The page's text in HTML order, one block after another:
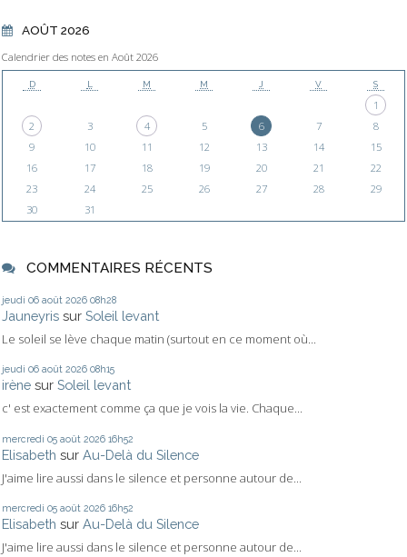
AOÛT 2026
Calendrier des notes en Août 2026
D L M M J V S
1
2
3 4 5 6 7
8
9
10 11 12 13 14
15
16
17 18 19 20 21
22
23
24 25 26 27 28
29
30
31
COMMENTAIRES RÉCENTS
jeudi 06 août 2026 08h28
Jauneyris sur Soleil levant
Le soleil se lève chaque matin (surtout en ce moment où...
jeudi 06 août 2026 08h15
irène sur Soleil levant
c' est exactement comme ça que je vois la vie. Chaque...
mercredi 05 août 2026 16h52
Elisabeth sur Au-Delà du Silence
J'aime lire aussi dans le silence et personne autour de...
mercredi 05 août 2026 16h52
Elisabeth sur Au-Delà du Silence
J'aime lire aussi dans le silence et personne autour de...